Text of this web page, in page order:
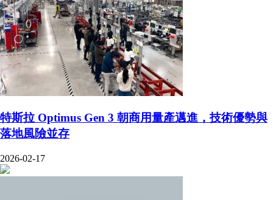
特斯拉 Optimus Gen 3 朝商用量產邁進，技術優勢與
落地風險並存
2026-02-17